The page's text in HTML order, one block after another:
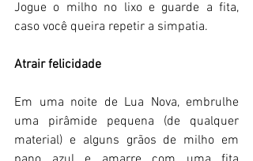
Jogue o milho no lixo e guarde a fita,
caso você queira repetir a simpatia.
Atrair felicidade
Em uma noite de Lua Nova, embrulhe
uma pirâmide pequena (de qualquer
material) e alguns grãos de milho em